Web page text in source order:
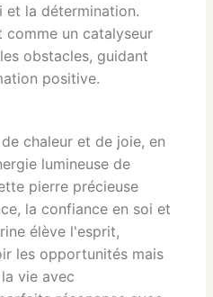
et la détermination.
comme un catalyseur
obstacles, guidant
positive.
chaleur et de joie, en
lumineuse de
pierre précieuse
la confiance en soi et
élève l'esprit,
les opportunités mais
vie avec